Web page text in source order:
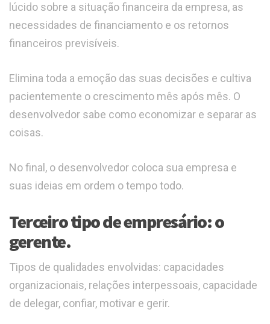
lúcido sobre a situação financeira da empresa, as
necessidades de financiamento e os retornos
financeiros previsíveis.
Elimina toda a emoção das suas decisões e cultiva
pacientemente o crescimento mês após mês. O
desenvolvedor sabe como economizar e separar as
coisas.
No final, o desenvolvedor coloca sua empresa e
suas ideias em ordem o tempo todo.
Terceiro tipo de empresário: o
gerente.
Tipos de qualidades envolvidas: capacidades
organizacionais, relações interpessoais, capacidade
de delegar, confiar, motivar e gerir.